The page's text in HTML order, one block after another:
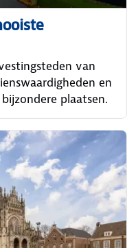
van
en
plaatsen.